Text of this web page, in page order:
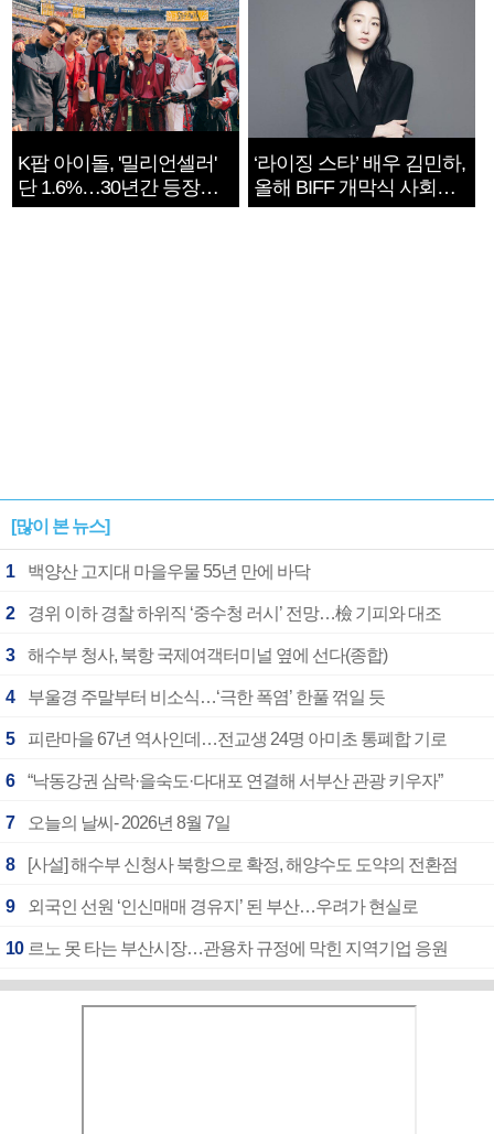
K팝 아이돌, '밀리언셀러'
단 1.6%…30년간 등장
1182개팀 전수조사
‘라이징 스타’ 배우 김민하,
올해 BIFF 개막식 사회자
확정
[많이 본 뉴스]
1 백양산 고지대 마을우물 55년 만에 바닥
2 경위 이하 경찰 하위직 ‘중수청 러시’ 전망…檢 기피와 대조
3 해수부 청사, 북항 국제여객터미널 옆에 선다(종합)
4 부울경 주말부터 비소식…‘극한 폭염’ 한풀 꺾일 듯
5 피란마을 67년 역사인데…전교생 24명 아미초 통폐합 기로
6 “낙동강권 삼락·을숙도·다대포 연결해 서부산 관광 키우자”
7 오늘의 날씨- 2026년 8월 7일
8 [사설] 해수부 신청사 북항으로 확정, 해양수도 도약의 전환점
9 외국인 선원 ‘인신매매 경유지’ 된 부산…우려가 현실로
10 르노 못 타는 부산시장…관용차 규정에 막힌 지역기업 응원